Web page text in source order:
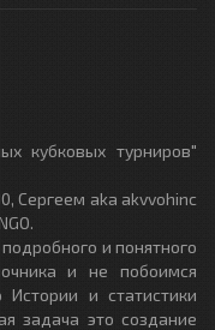
кубковых турниров"
Сергеем aka akvvohinc
и понятного
и не побоимся
и статистики
задача это создание